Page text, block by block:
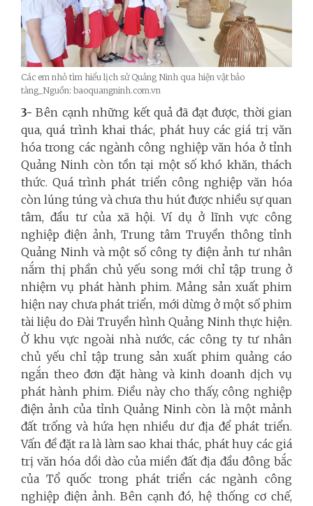
Các em nhỏ tìm hiểu lịch sử Quảng Ninh qua hiện vật bảo
tàng_Nguồn: baoquangninh.com.vn
3-Bên cạnh những kết quả đã đạt được, thời gian
qua, quá trình khai thác, phát huy các giá trị văn
hóa trong các ngành công nghiệp văn hóa ở tỉnh
Quảng Ninh còn tồn tại một số khó khăn, thách
thức. Quá trình phát triển công nghiệp văn hóa
còn lúng túng và chưa thu hút được nhiều sự quan
tâm, đầu tư của xã hội. Ví dụ ở lĩnh vực công
nghiệp điện ảnh, Trung tâm Truyền thông tỉnh
Quảng Ninh và một số công ty điện ảnh tư nhân
nắm thị phần chủ yếu song mới chỉ tập trung ở
nhiệm vụ phát hành phim. Mảng sản xuất phim
hiện nay chưa phát triển, mới dừng ở một số phim
tài liệu do Đài Truyền hình Quảng Ninh thực hiện.
Ở khu vực ngoài nhà nước, các công ty tư nhân
chủ yếu chỉ tập trung sản xuất phim quảng cáo
ngắn theo đơn đặt hàng và kinh doanh dịch vụ
phát hành phim. Điều này cho thấy, công nghiệp
điện ảnh của tỉnh Quảng Ninh còn là một mảnh
đất trống và hứa hẹn nhiều dư địa để phát triển.
Vấn đề đặt ra là làm sao khai thác, phát huy các giá
trị văn hóa dồi dào của miền đất địa đầu đông bắc
của Tổ quốc trong phát triển các ngành công
nghiệp điện ảnh. Bên cạnh đó,hệ thống cơ chế,